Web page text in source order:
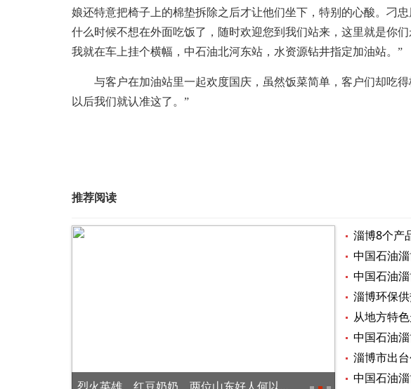
娘还特意把椅子上的棉垫拆除之后才让他们坐下，特别的心酸。刁
什么时候不想在外面吃饭了，随时欢迎您到我们站来，这里就是你
我就在车上挂个横幅，中石油北河东站，水资源钻井指定加油站。”
与客户在加油站里一起欢度国庆，虽然饭菜简单，客户们却吃得
以后我们就认准这了。”
推荐阅读
淄博8个产
中国石油
中国石油
淄博环保
离”
从地方特
背后有何
中国石油
部开展党
淄博市出
策
中国石油